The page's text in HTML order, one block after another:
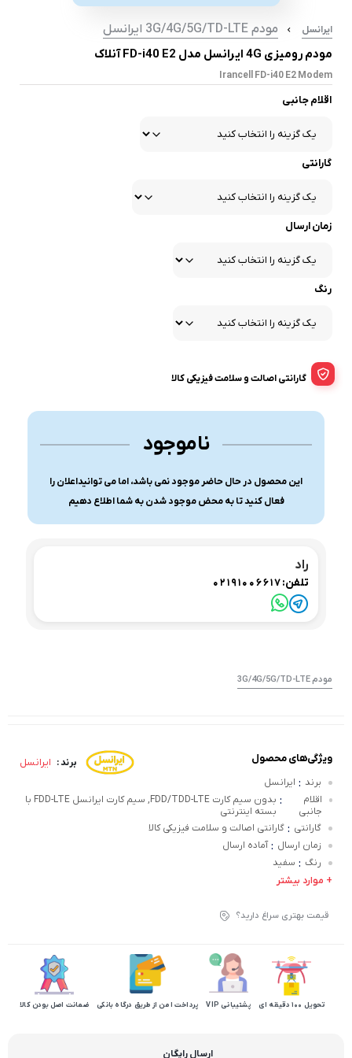
ایرانسل
مودم 3G/4G/5G/TD-LTE ایرانسل
مودم رومیزی 4G ایرانسل مدل FD-i40 E2 آنلاک
Irancell FD-i40 E2 Modem
اقلام جانبی
گارانتی
زمان ارسال
رنگ
گارانتی اصالت و سلامت فیزیکی کالا
ناموجود
این محصول در حال حاضر موجود نمی باشد، اما می توانیداعلان را
فعال کنید تا به محض موجود شدن به شما اطلاع دهیم
راد
تلفن:02191006617
مودم 3G/4G/5G/TD-LTE
برند : ایرانسل ویژگی‌های محصول
برند : ایرانسل
اقلام
جانبی
:
بدون سیم کارت FDD/TDD-LTE, سیم کارت ایرانسل FDD-LTE با
بسته اینترنتی
گارانتی : گارانتی اصالت و سلامت فیزیکی کالا
زمان ارسال : آماده ارسال
رنگ : سفید
+ موارد بیشتر
قیمت بهتری سراغ دارید؟
تحویل 100 دقیقه ای پشتیبانی VIP پرداخت امن از طریق درگاه بانکی ضمانت اصل بودن کالا
ارسال رایگان